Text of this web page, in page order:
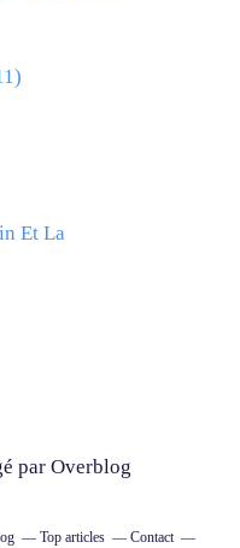
Et La
par Overblog
Top articles
Contact